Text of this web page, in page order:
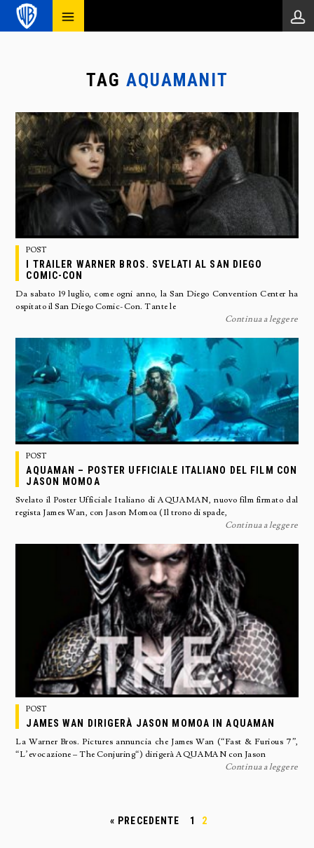
TAG AQUAMANIT
POST
I TRAILER WARNER BROS. SVELATI AL SAN DIEGO
COMIC-CON
Da sabato 19 luglio, come ogni anno, la San Diego Convention Center ha
ospitato il San Diego Comic-Con. Tante le
Continua a leggere
POST
AQUAMAN – POSTER UFFICIALE ITALIANO DEL FILM CON
JASON MOMOA
Svelato il Poster Ufficiale Italiano di AQUAMAN, nuovo film firmato dal
regista James Wan, con Jason Momoa (Il trono di spade,
Continua a leggere
POST
JAMES WAN DIRIGERÀ JASON MOMOA IN AQUAMAN
La Warner Bros. Pictures annuncia che James Wan (“Fast & Furious 7”,
“L’evocazione – The Conjuring“) dirigerà AQUAMAN con Jason
Continua a leggere
« PRECEDENTE 1 2